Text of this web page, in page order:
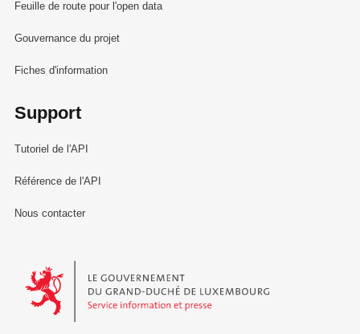
Feuille de route pour l'open data
Gouvernance du projet
Fiches d'information
Support
Tutoriel de l'API
Référence de l'API
Nous contacter
Le Gouvernement du Grand-Duché de Luxembourg - Service